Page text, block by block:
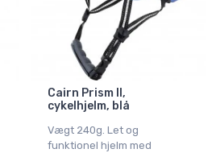
Cairn Prism II,
cykelhjelm, blå
Vægt 240g. Let og
funktionel hjelm med